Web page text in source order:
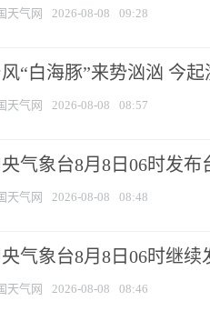
天气网 2026-08-08 09:28
“白海豚”来势汹汹 今
天气网 2026-08-08 08:57
气象台8月8日06时发布
天气网 2026-08-08 08:48
气象台8月8日06时继
天气网 2026-08-08 08:46